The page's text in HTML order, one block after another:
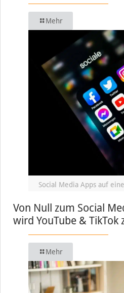
Mehr
Social Media Apps auf
Von Null zum Social
wird YouTube & TikTok
Mehr